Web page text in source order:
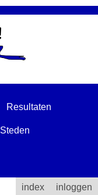
Resultaten
Steden
index inloggen